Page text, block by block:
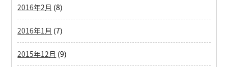
2016年2月 (8)
2016年1月 (7)
2015年12月 (9)